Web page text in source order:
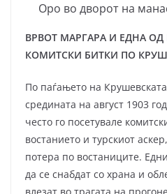
Оро во дворот на
ВРВОТ МАРГАРА И ЕДНА ОД
КОМИТСКИ БИТКИ ПО
По паѓањето на
средината на август 1903
често го посетувале
востанието и турскиот
потера по востаниците.
да се снабдат со храна и